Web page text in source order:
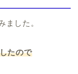
ました。
たので